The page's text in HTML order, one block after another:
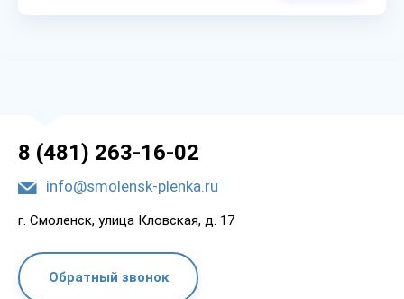
8 (481) 263-16-02
info@smolensk-plenka.ru
г. Смоленск, улица Кловская, д. 17
Обратный звонок